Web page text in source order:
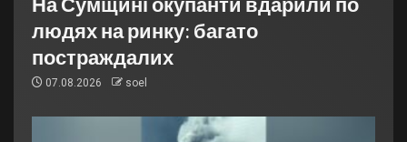
людях на ринку: багато
постраждалих
07.08.2026 soel